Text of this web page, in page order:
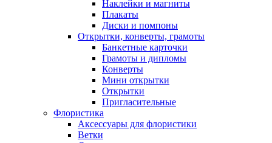
Наклейки и магниты
Плакаты
Диски и помпоны
Открытки, конверты, грамоты
Банкетные карточки
Грамоты и дипломы
Конверты
Мини открытки
Открытки
Пригласительные
Флористика
Аксессуары для флористики
Ветки